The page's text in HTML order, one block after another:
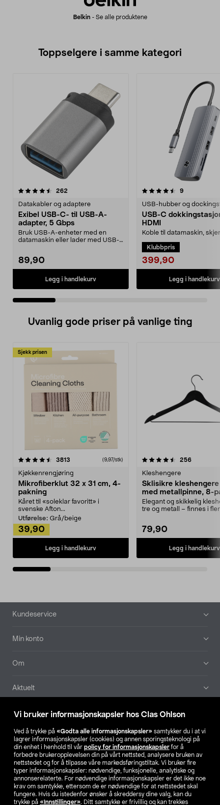
Vi bruker informasjonskapsler hos Clas Ohlson
Ved å trykke på «Godta alle informasjonskapsler» samtykker du i at vi
lagrer informasjonskapsler (cookies) og annen sporingsteknologi på
din enhet i henhold til vår policy for informasjonskapsler for å
forbedre brukeropplevelsen din på vårt nettsted, analysere bruken av
nettstedet og for å tilpasse våre markedsføringstiltak. Vi bruker fire
typer informasjonskapsler: nødvendige, funksjonelle, analytiske og
annonserelaterte. For nødvendige informasjonskapsler er det ikke noe
krav om samtykke, ettersom de er nødvendige for at nettstedet skal
fungere. Hvis du istedenfor ønsker å skreddersy dine valg, kan du
trykke på «Innstillinger». Ditt samtykke er frivillig og kan trekkes
Belkin- Se alle produktene
Toppselgere i samme kategori
262
Datakabler og adaptere
Exibel USB-C- til USB-A-
adapter, 5 Gbps
Bruk USB-A-enheter med en
datamaskin eller lader med USB-
89,90
Legg i handlekurv
4.5 av 5 stjerner 9anmeldelser
USB-hubber og
USB-C
HDMI
Koble til datamaskin,
C dokkingstasjon...
Klubbpris
399,90
Legg i handlekurv
4.5 av 5 stjerner
Uvanlig gode priser på vanlige ting
Sjekk prisen
3813 anmeldelser(9,97/stk)
Kjøkkenrengjøring
Mikrofiberklut 32 x 31 cm, 4-
pakning
Kåret til «soleklar favoritt» i
svenske Afton...
Utførelse: Grå/beige
39,90
Legg i handlekurv
4.5av 5 stjerner 256
Kleshengere
Sklisikre
med metallpinne, 8-
Elegant og skikkelig
tre og metall – finnes i
79,90
Legg i handlekurv
4.5av 5 stjerner
Bunntekst
Kundeservice
Min konto
Om
Aktuelt
Våre selskaper
Finn din butikk
SE NO FI